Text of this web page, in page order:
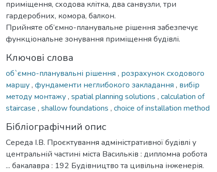
приміщення, сходова клітка, два санвузли, три
гардеробних, комора, балкон.
Прийняте об’ємно-планувальне рішення забезпечує
функціональне зонування приміщення будівлі.
Ключові слова
об`ємно-планувальні рішення , розрахунок сходового
маршу, фундаменти неглибокого закладання , вибір
методу монтажу, spatial planning solutions , calculation of
staircase , shallow foundations , choice of installation method
Бібліографічний опис
Середа І.В. Проєктування адміністративної будівлі у
центральній частині міста Васильків : дипломна робота
... бакалавра : 192 Будівництво та цивільна інженерія.